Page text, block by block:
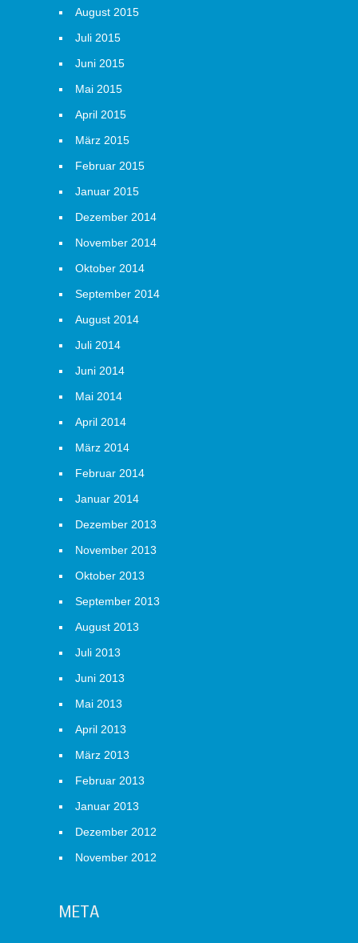
August 2015
Juli 2015
Juni 2015
Mai 2015
April 2015
März 2015
Februar 2015
Januar 2015
Dezember 2014
November 2014
Oktober 2014
September 2014
August 2014
Juli 2014
Juni 2014
Mai 2014
April 2014
März 2014
Februar 2014
Januar 2014
Dezember 2013
November 2013
Oktober 2013
September 2013
August 2013
Juli 2013
Juni 2013
Mai 2013
April 2013
März 2013
Februar 2013
Januar 2013
Dezember 2012
November 2012
META